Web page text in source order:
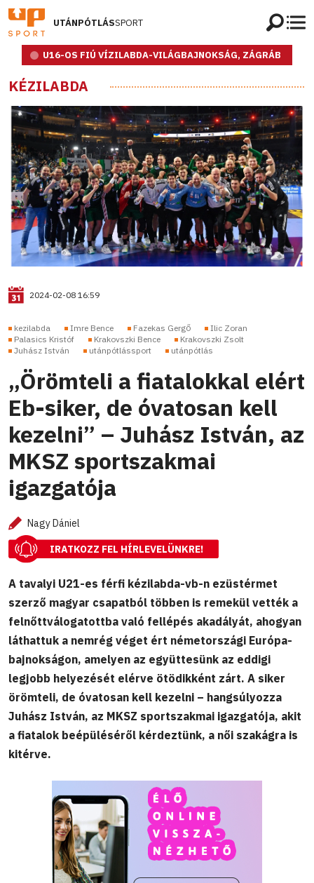
UTÁNPÓTLÁSSPORT
U16-OS FIÚ VÍZILABDA-VILÁGBAJNOKSÁG, ZÁGRÁB
KÉZILABDA
2024-02-08 16:59
kezilabda Imre Bence Fazekas Gergő
Ilic Zoran
Palasics Kristóf
Krakovszki Bence
Krakovszki Zsolt
Juhász István
utánpótlássport utánpótlás
„Örömteli a fiatalokkal elért
Eb-siker, de óvatosan kell
kezelni” – Juhász István, az
MKSZ sportszakmai
igazgatója
Nagy Dániel
IRATKOZZ FEL HÍRLEVELÜNKRE!
A tavalyi U21-es férfi kézilabda-vb-n ezüstérmet
szerző magyar csapatból többen is remekül vették a
felnőttválogatottba való fellépés akadályát, ahogyan
láthattuk a nemrég véget ért németországi Európa-
bajnokságon, amelyen az együttesünk az eddigi
legjobb helyezését elérve ötödikként zárt. A siker
örömteli, de óvatosan kell kezelni – hangsúlyozza
Juhász István, az MKSZ sportszakmai igazgatója, akit
a fiatalok beépüléséről kérdeztünk, a női szakágra is
kitérve.